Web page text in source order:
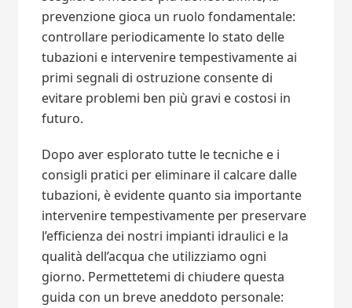
prevenzione gioca un ruolo fondamentale:
controllare periodicamente lo stato delle
tubazioni e intervenire tempestivamente ai
primi segnali di ostruzione consente di
evitare problemi ben più gravi e costosi in
futuro.
Dopo aver esplorato tutte le tecniche e i
consigli pratici per eliminare il calcare dalle
tubazioni, è evidente quanto sia importante
intervenire tempestivamente per preservare
l’efficienza dei nostri impianti idraulici e la
qualità dell’acqua che utilizziamo ogni
giorno. Permettetemi di chiudere questa
guida con un breve aneddoto personale: